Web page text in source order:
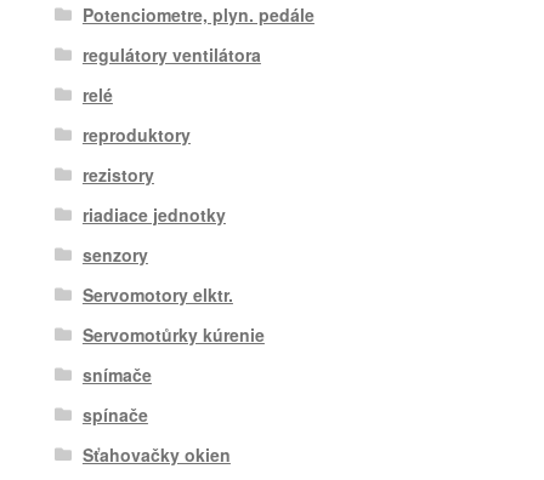
Potenciometre, plyn. pedále
regulátory ventilátora
relé
reproduktory
rezistory
riadiace jednotky
senzory
Servomotory elktr.
Servomotůrky kúrenie
snímače
spínače
Sťahovačky okien